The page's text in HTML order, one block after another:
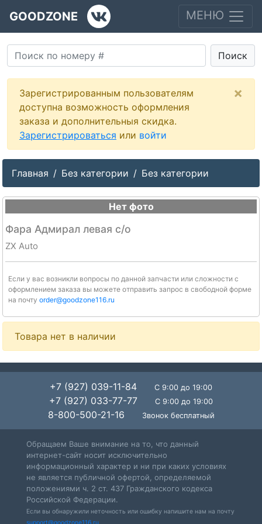
GOODZONE МЕНЮ
Поиск
Зарегистрированным пользователям
доступна возможность оформления
заказа и дополнительныя скидка.
Зарегистрироваться или войти
×
Главная Без категории Без категории
Нет фото
Фара Адмирал левая с/о
ZX Auto
Если у вас возникли вопросы по данной запчасти или сложности с
оформлением заказа вы можете отправить запрос в свободной форме
на почту order@goodzone116.ru
Товара нет в наличии
+7 (927) 039-11-84 С 9:00 до 19:00
+7 (927) 033-77-77 С 9:00 до 19:00
8-800-500-21-16 Звонок бесплатный
Обращаем Ваше внимание на то, что данный
интернет-сайт носит исключительно
информационный характер и ни при каких условиях
не является публичной офертой, определяемой
положениями ч. 2 ст. 437 Гражданского кодекса
Российской Федерации.
Если вы обнаружили неточность или ошибку напишите нам на почту